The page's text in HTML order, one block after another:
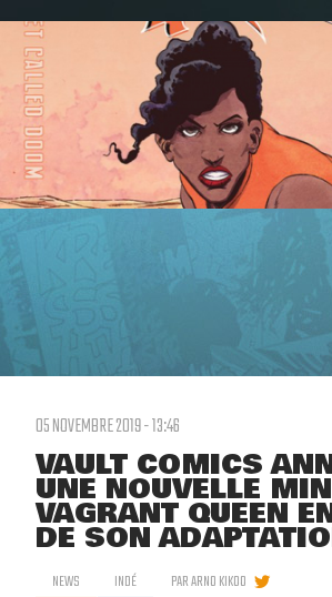
05 NOVEMBRE 2019 - 13:46
VAULT COMICS
UNE NOUVELLE
VAGRANT QUEEN
DE SON
NEWS INDÉ PARARNO KIKOO